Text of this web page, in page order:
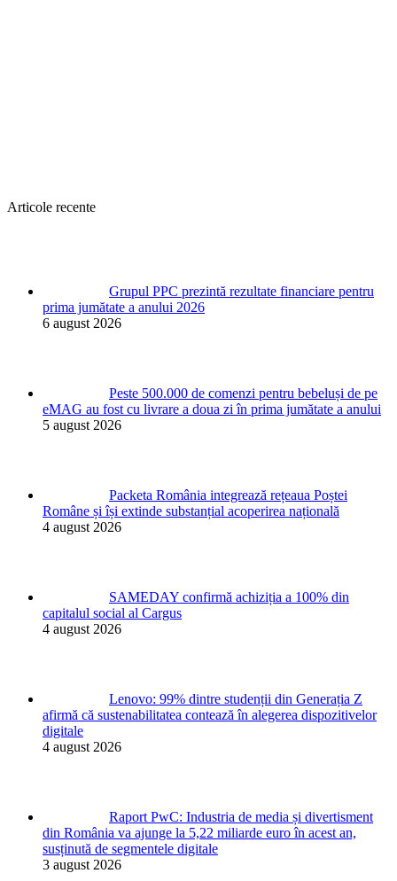
Articole recente
Grupul PPC prezintă rezultate financiare pentru
prima jumătate a anului 2026
6 august 2026
Peste 500.000 de comenzi pentru bebeluși de pe
eMAG au fost cu livrare a doua zi în prima jumătate a anului
5 august 2026
Packeta România integrează rețeaua Poștei
Române și își extinde substanțial acoperirea națională
4 august 2026
SAMEDAY confirmă achiziția a 100% din
capitalul social al Cargus
4 august 2026
Lenovo: 99% dintre studenții din Generația Z
afirmă că sustenabilitatea contează în alegerea dispozitivelor
digitale
4 august 2026
Raport PwC: Industria de media și divertisment
din România va ajunge la 5,22 miliarde euro în acest an,
susținută de segmentele digitale
3 august 2026